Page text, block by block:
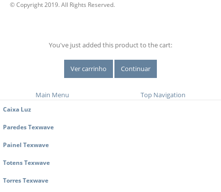
© Copyright 2019. All Rights Reserved.
You've just added this product to the cart:
Ver carrinho Continuar
Main Menu Top Navigation
Caixa Luz
Paredes Texwave
Painel Texwave
Totens Texwave
Torres Texwave